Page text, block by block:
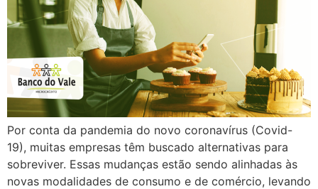
Por conta da pandemia do novo coronavírus (Covid-
19), muitas empresas têm buscado alternativas para
sobreviver. Essas mudanças estão sendo alinhadas às
novas modalidades de consumo e de comércio, levando